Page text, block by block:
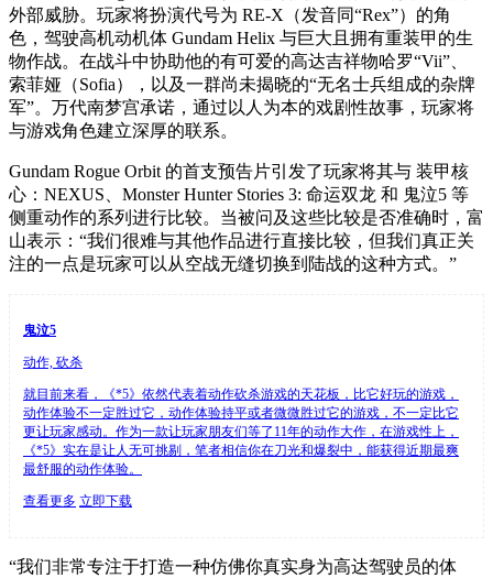
外部威胁。玩家将扮演代号为 RE-X（发音同“Rex”）的角
色，驾驶高机动机体 Gundam Helix 与巨大且拥有重装甲的生
物作战。在战斗中协助他的有可爱的高达吉祥物哈罗“Vii”、
索菲娅（Sofia），以及一群尚未揭晓的“无名士兵组成的杂牌
军”。万代南梦宫承诺，通过以人为本的戏剧性故事，玩家将
与游戏角色建立深厚的联系。
Gundam Rogue Orbit 的首支预告片引发了玩家将其与 装甲核
心：NEXUS、Monster Hunter Stories 3: 命运双龙 和 鬼泣5 等
侧重动作的系列进行比较。当被问及这些比较是否准确时，富
山表示：“我们很难与其他作品进行直接比较，但我们真正关
注的一点是玩家可以从空战无缝切换到陆战的这种方式。”
鬼泣5
动作, 砍杀
就目前来看，《*5》依然代表着动作砍杀游戏的天花板，比它好玩的游戏，
动作体验不一定胜过它，动作体验持平或者微微胜过它的游戏，不一定比它
更让玩家感动。作为一款让玩家朋友们等了11年的动作大作，在游戏性上，
《*5》实在是让人无可挑剔，笔者相信你在刀光和爆裂中，能获得近期最爽
最舒服的动作体验。
查看更多 立即下载
“我们非常专注于打造一种仿佛你真实身为高达驾驶员的体